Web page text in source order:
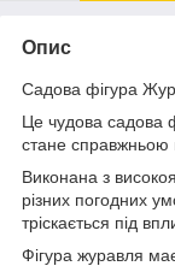
Опис
Садова фігура
Це чудова садова
стане справжньою
Виконана з
різних погодних
тріскається під
Фігура журавля